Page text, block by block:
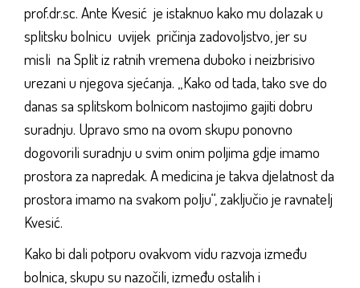
prof.dr.sc. Ante Kvesić je istaknuo kako mu dolazak u
splitsku bolnicu uvijek pričinja zadovoljstvo, jer su
misli na Split iz ratnih vremena duboko i neizbrisivo
urezani u njegova sjećanja. „Kako od tada, tako sve do
danas sa splitskom bolnicom nastojimo gajiti dobru
suradnju. Upravo smo na ovom skupu ponovno
dogovorili suradnju u svim onim poljima gdje imamo
prostora za napredak. A medicina je takva djelatnost da
prostora imamo na svakom polju“, zaključio je ravnatelj
Kvesić.
Kako bi dali potporu ovakvom vidu razvoja između
bolnica, skupu su nazočili, između ostalih i